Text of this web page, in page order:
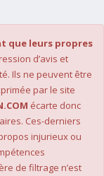
que leurs propres
d’avis et
Ils ne peuvent être
par le site
écarte donc
Ces-derniers
injurieux ou
de filtrage n’est